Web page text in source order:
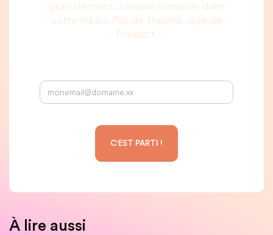
gratuitement, chaque semaine dans
votre inbox. Pas de théorie, que de
l’impact.
À lire aussi